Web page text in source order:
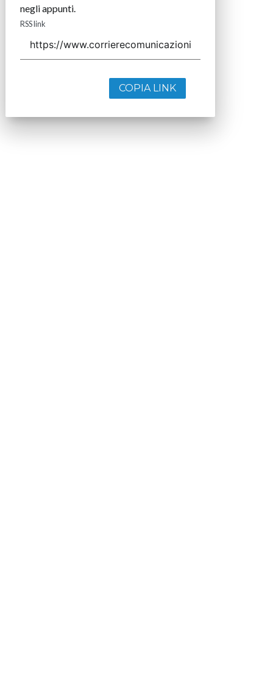
negli appunti.
RSS link
COPIA LINK